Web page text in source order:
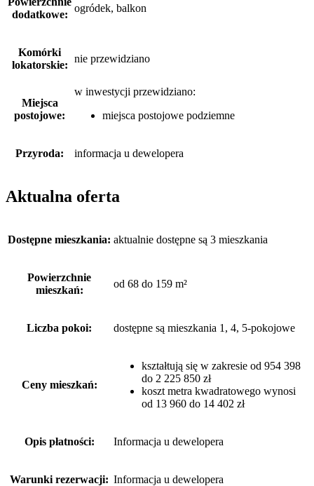
dodatkowe:
ogródek, balkon
Komórki
lokatorskie:
nie przewidziano
Miejsca
postojowe:
w inwestycji przewidziano:
miejsca postojowe podziemne
Przyroda: informacja u dewelopera
Aktualna oferta
Dostępne mieszkania: aktualnie dostępne są 3 mieszkania
Powierzchnie
mieszkań:
od 68 do 159 m²
Liczba pokoi: dostępne są mieszkania 1, 4, 5-pokojowe
Ceny mieszkań:
kształtują się w zakresie od 954 398
do 2 225 850 zł
koszt metra kwadratowego wynosi
od 13 960 do 14 402 zł
Opis płatności: Informacja u dewelopera
Warunki rezerwacji: Informacja u dewelopera